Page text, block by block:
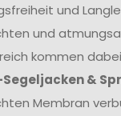
und
und
kommen
&
Membran